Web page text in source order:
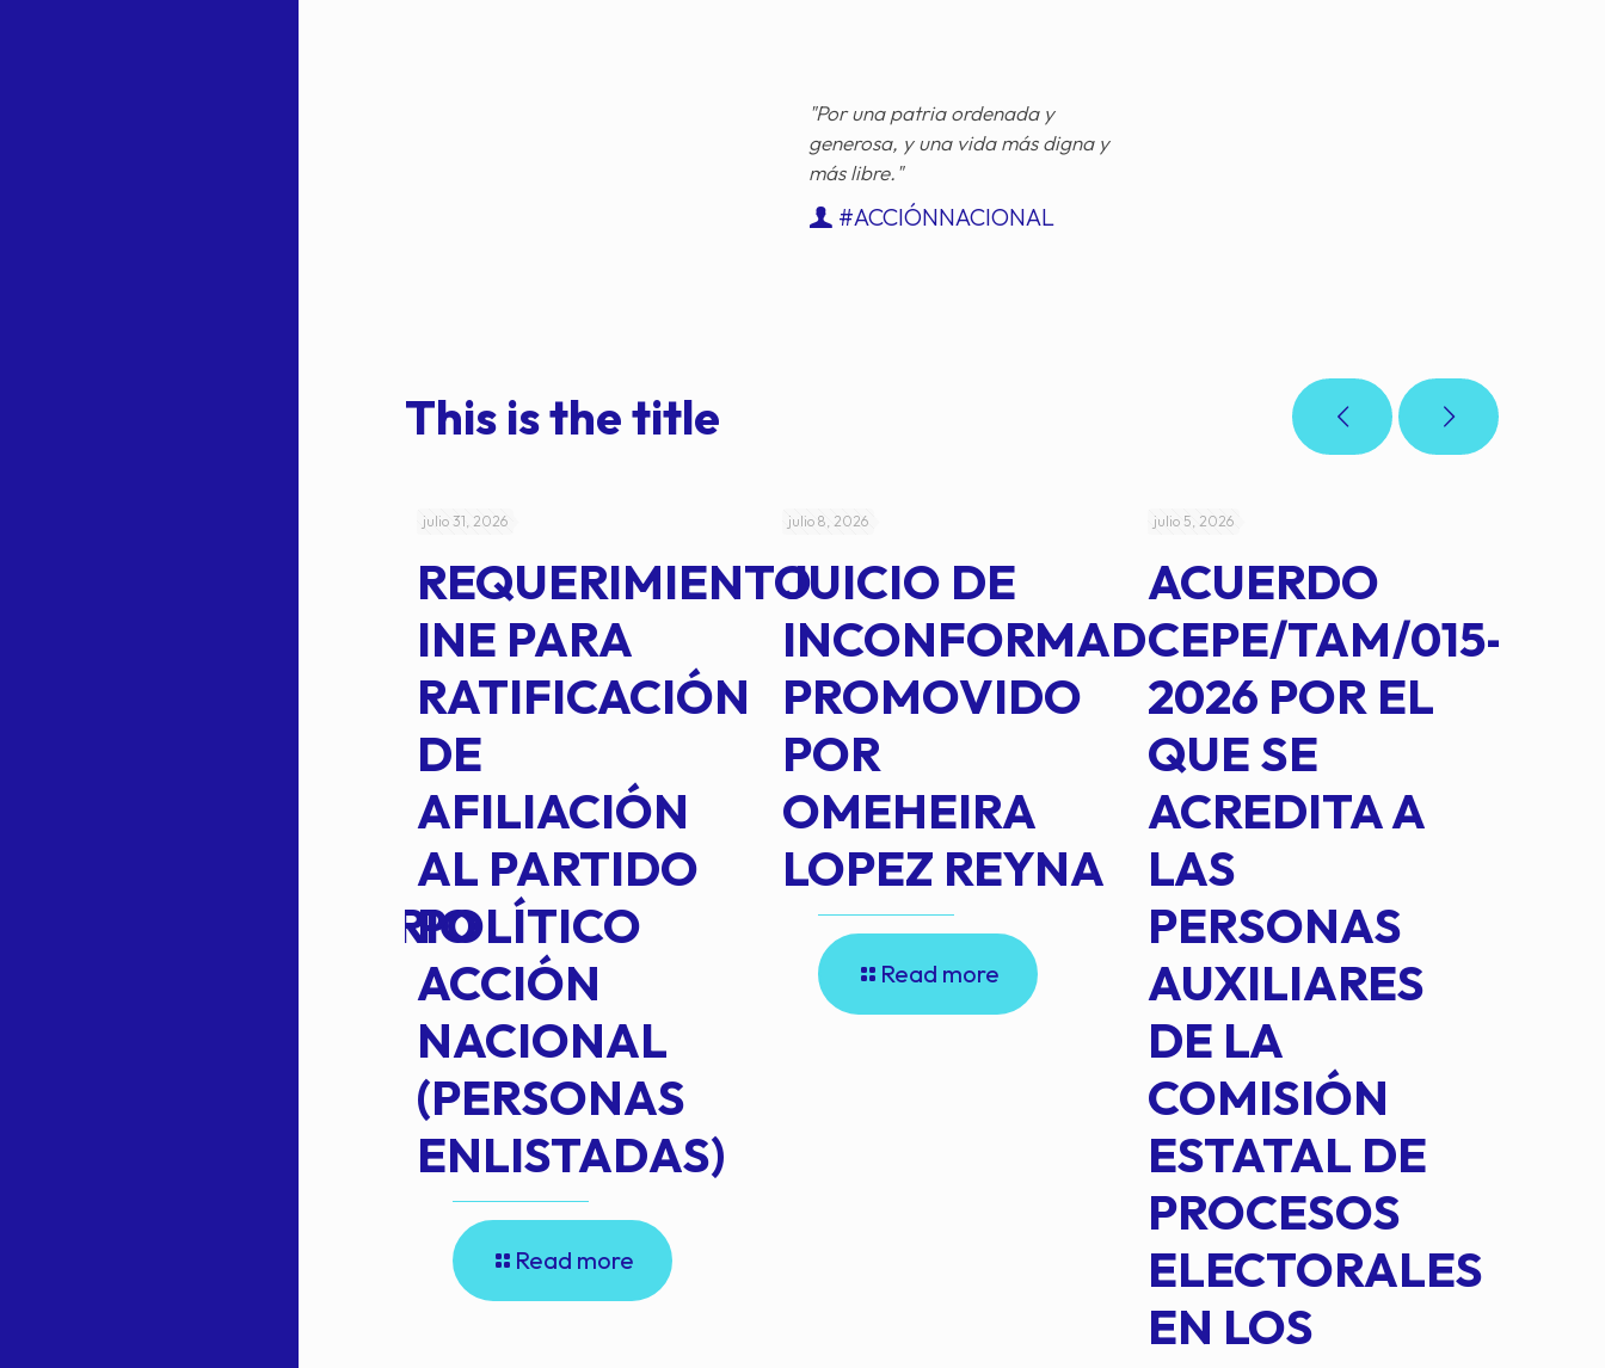
"Por una patria ordenada y
generosa, y una vida más digna y
más libre."
#ACCIÓNNACIONAL
This is the title
EXTRAORDINARIO
julio 31, 2026
REQUERIMIENTO
INE PARA
RATIFICACIÓN
DE
AFILIACIÓN
AL PARTIDO
POLÍTICO
ACCIÓN
NACIONAL
(PERSONAS
ENLISTADAS)
Read more
julio 8, 2026
JUICIO DE
INCONFORMAD
PROMOVIDO
POR
OMEHEIRA
LOPEZ REYNA
Read more
julio 5, 2026
ACUERDO
CEPE/TAM/015-
2026 POR EL
QUE SE
ACREDITA A
LAS
PERSONAS
AUXILIARES
DE LA
COMISIÓN
ESTATAL DE
PROCESOS
ELECTORALES
EN LOS